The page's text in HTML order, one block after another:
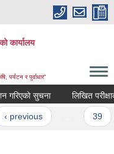
कार्यालय
पर्यटन र पुर्वाधार”
सुचना